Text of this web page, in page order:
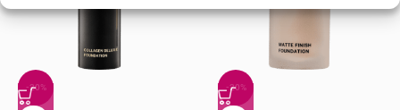
-20% -20%